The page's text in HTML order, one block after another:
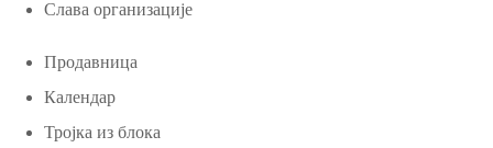
Слава организације
Продавница
Календар
Тројка из блока